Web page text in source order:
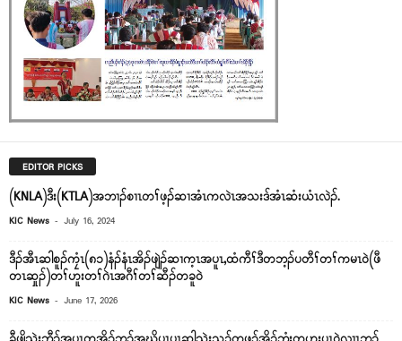
EDITOR PICKS
(KNLA)ဒီး(KTLA)အဘၢၣ်စၢၤတၢ်ဖ့ၣ်ဆၢအံၤကလဲၤအသးဒ်အံၤဆံးယံၤလဲၣ်.
KIC News - July 16, 2024
ဒီၣ်အီၤဆါစူၣ်ကၠံၤ(၈၁)နံၣ်နံၤအိၣ်ဖျဲၣ်ဆၢက့ၤအပူၤ,ထံကီၢ်ဒီတဘ့ၣ်ပတီၢ်တၢ်ကမၤဝဲ(ဖီ
တၤဆှုၣ်)တၢ်ဟူးတၢ်ဂဲၤအဂီၢ်တၢ်ဆီၣ်တခူဝဲ
KIC News - June 17, 2026